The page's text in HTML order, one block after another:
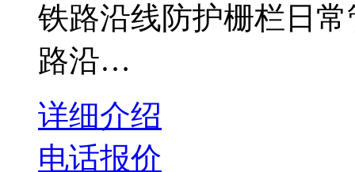
铁路沿线防护栅栏日
路沿…
详细介绍
电话报价